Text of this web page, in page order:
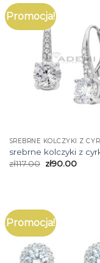
Promocja!
SREBRNE KOLCZYKI Z
srebrne kolczyki z
zł117.00 zł90.00
Promocja!